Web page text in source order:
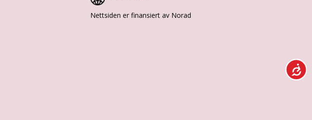
Nettsiden er finansiert av Norad